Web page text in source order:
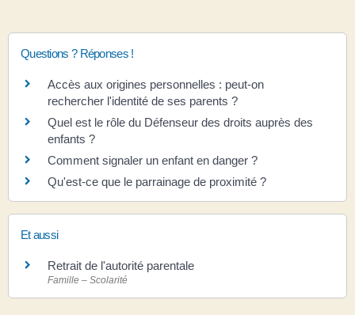
Questions ? Réponses !
Accès aux origines personnelles : peut-on
rechercher l'identité de ses parents ?
Quel est le rôle du Défenseur des droits auprès des
enfants ?
Comment signaler un enfant en danger ?
Qu'est-ce que le parrainage de proximité ?
Et aussi
Retrait de l'autorité parentale
Famille – Scolarité